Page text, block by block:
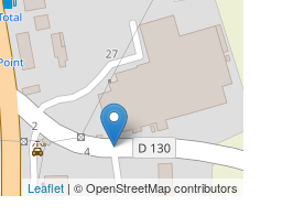
Leaflet | © OpenStreetMap contributors